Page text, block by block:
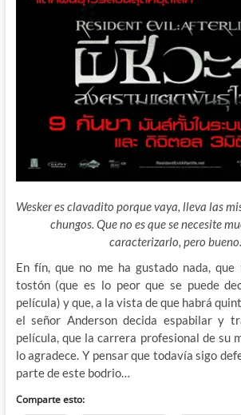
Wesker es clavadito porque vaya, lleva las
chungos. Que no es que se necesite
caracterizarlo, pero
En fín, que no me ha gustado nada, que
tostón (que es lo peor que se puede
película) y que, a la vista de que habrá
el señor Anderson decida espabilar y
película, que la carrera profesional de su
lo agradece. Y pensar que todavía sigo
parte de este bodrio…
Comparte esto: